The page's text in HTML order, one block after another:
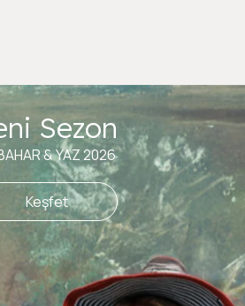
Sezon
& YAZ 2026
Keşfet